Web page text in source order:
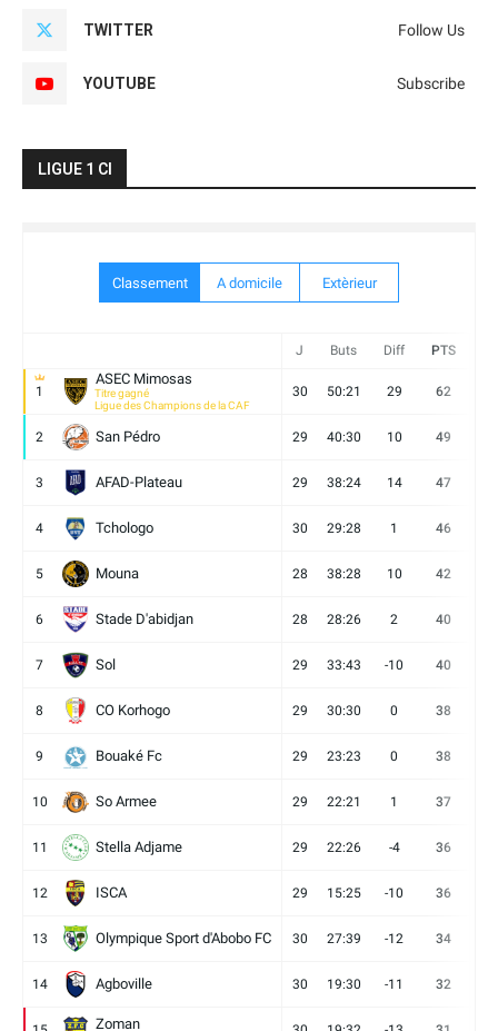
TWITTER Follow Us
YOUTUBE Subscribe
LIGUE 1 CI
Classement A domicile Extèrieur
J Buts Diff PTS
1
ASEC Mimosas
Titre gagné
Ligue des Champions de la CAF
30 50:21 29 62
2 San Pédro 29 40:30 10 49
3 AFAD-Plateau 29 38:24 14 47
4 Tchologo 30 29:28 1 46
5 Mouna 28 38:28 10 42
6 Stade D'abidjan 28 28:26 2 40
7 Sol 29 33:43 -10 40
8 CO Korhogo 29 30:30 0 38
9 Bouaké Fc 29 23:23 0 38
10 So Armee 29 22:21 1 37
11 Stella Adjame 29 22:26 -4 36
12 ISCA 29 15:25 -10 36
13 Olympique Sport d'Abobo FC 30 27:39 -12 34
14 Agboville 30 19:30 -11 32
Zoman